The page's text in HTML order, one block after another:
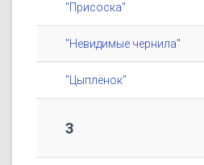
"Присоска"
"Невидимые чернила"
"Цыплёнок"
3